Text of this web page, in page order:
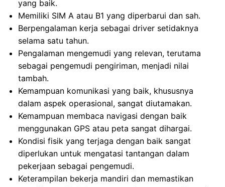
yang baik.
Memiliki SIM A atau B1 yang diperbarui dan sah.
Berpengalaman kerja sebagai driver setidaknya
selama satu tahun.
Pengalaman mengemudi yang relevan, terutama
sebagai pengemudi pengiriman, menjadi nilai
tambah.
Kemampuan komunikasi yang baik, khususnya
dalam aspek operasional, sangat diutamakan.
Kemampuan membaca navigasi dengan baik
menggunakan GPS atau peta sangat dihargai.
Kondisi fisik yang terjaga dengan baik sangat
diperlukan untuk mengatasi tantangan dalam
pekerjaan sebagai pengemudi.
Keterampilan bekerja mandiri dan memastikan